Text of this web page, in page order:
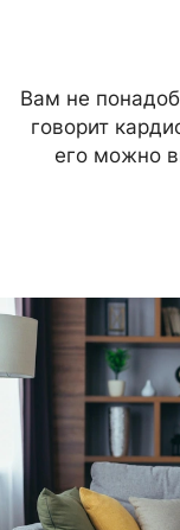
Вам не
говорит
его можно